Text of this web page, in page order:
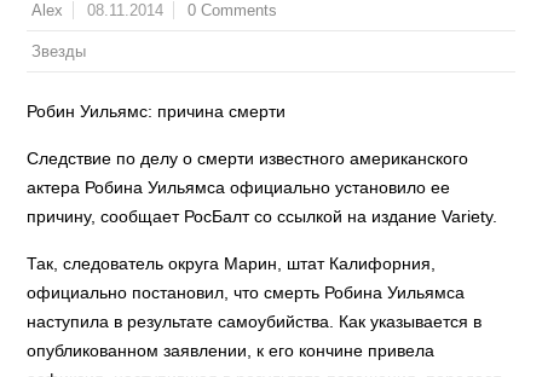
Alex 08.11.2014 0 Comments
Звезды
Робин Уильямс: причина смерти
Следствие по делу о смерти известного американского
актера Робина Уильямса официально установило ее
причину, сообщает РосБалт со ссылкой на издание Variety.
Так, следователь округа Марин, штат Калифорния,
официально постановил, что смерть Робина Уильямса
наступила в результате самоубийства. Как указывается в
опубликованном заявлении, к его кончине привела